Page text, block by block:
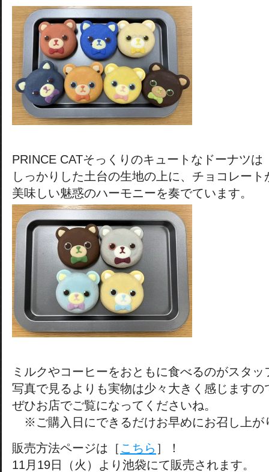
PRINCE CATそっくりのキュートなドーナツは
しっかりした土台の生地の上に、チョコレート
美味しい魅惑のハーモニーを奏でています。
ミルクやコーヒーをおともに食べるのがスタッ
写真で見るよりも実物は少々大きく感じますの
ぜひお店でご覧になってくださいね。
※ご購入日にできるだけお早めにお召し上が
販売方法ページは［ こちら ］！
11月19日（火）より池袋にて販売されます。